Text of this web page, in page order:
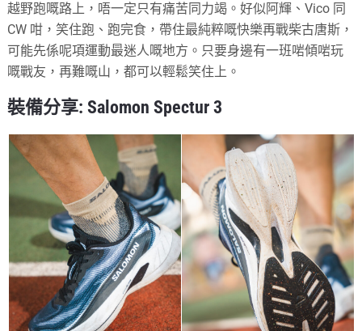
越野跑嘅路上，唔一定只有痛苦同力竭。好似阿輝、Vico 同
CW 咁，笑住跑、跑完食，帶住最純粹嘅快樂再戰柴古唐斯，
可能先係呢項運動最迷人嘅地方。只要身邊有一班啱傾啱玩
嘅戰友，再難嘅山，都可以輕鬆笑住上。
裝備分享: Salomon Spectur 3